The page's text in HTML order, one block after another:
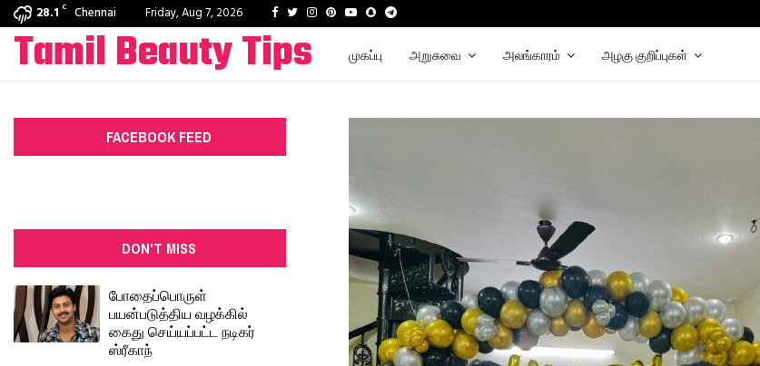
28.1 C Chennai Friday, Aug 7, 2026 Facebook
TwitterInstagram
PinterestYoutube
SnapchatTelegram
Tamil Beauty Tips முகப்பு அறுசுவை அலங்காரம் அழகு குறிப்புகள்
FACEBOOK FEED
DON'T MISS
போதைப்பொருள்
பயன்படுத்திய வழக்கில்
கைது செய்யப்பட்ட நடிகர்
ஸ்ரீகாந்